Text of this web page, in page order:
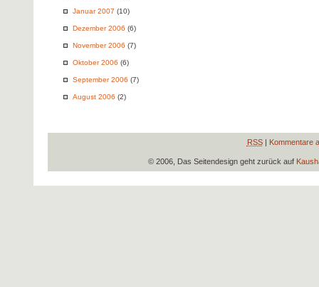
Januar 2007 (10)
Dezember 2006 (6)
November 2006 (7)
Oktober 2006 (6)
September 2006 (7)
August 2006 (2)
RSS| Kommentare
© 2006, Das Seitendesign geht zurück auf